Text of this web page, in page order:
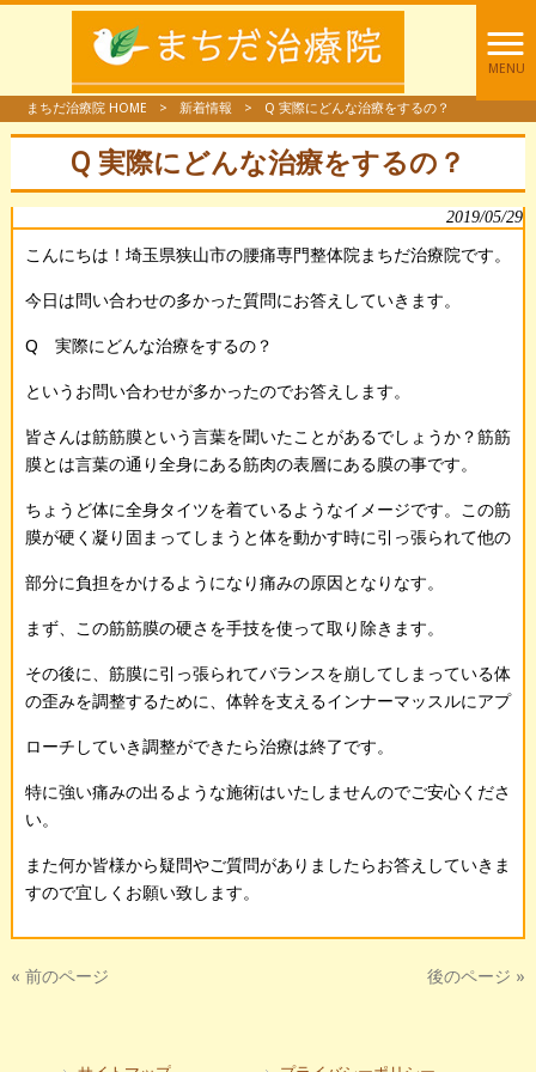
MENU
まちだ治療院 HOME > 新着情報 > Q 実際にどんな治療をするの？
Q 実際にどんな治療をするの？
2019/05/29
こんにちは！埼玉県狭山市の腰痛専門整体院まちだ治療院です。
今日は問い合わせの多かった質問にお答えしていきます。
Q 実際にどんな治療をするの？
というお問い合わせが多かったのでお答えします。
皆さんは筋筋膜という言葉を聞いたことがあるでしょうか？筋筋
膜とは言葉の通り全身にある筋肉の表層にある膜の事です。
ちょうど体に全身タイツを着ているようなイメージです。この筋
膜が硬く凝り固まってしまうと体を動かす時に引っ張られて他の
部分に負担をかけるようになり痛みの原因となりなす。
まず、この筋筋膜の硬さを手技を使って取り除きます。
その後に、筋膜に引っ張られてバランスを崩してしまっている体
の歪みを調整するために、体幹を支えるインナーマッスルにアプ
ローチしていき調整ができたら治療は終了です。
特に強い痛みの出るような施術はいたしませんのでご安心くださ
い。
また何か皆様から疑問やご質問がありましたらお答えしていきま
すので宜しくお願い致します。
« 前のページ 後のページ »